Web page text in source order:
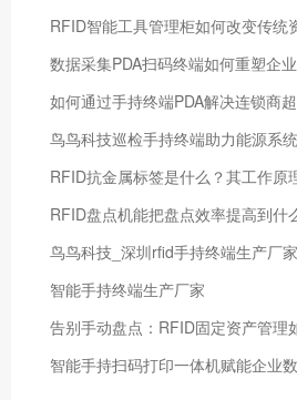
RFID智能工具管理柜如何改变传统
数据采集PDA扫码终端如何重塑企
如何通过手持终端PDA解决连锁商
鸟鸟科技巡检手持终端助力能源系
RFID抗金属标签是什么？其工作原
鸟鸟科技_深圳rfid手持终端生产厂家
智能手持终端生产厂家
告别手动盘点：RFID固定资产管理
智能手持扫码打印一体机赋能企业